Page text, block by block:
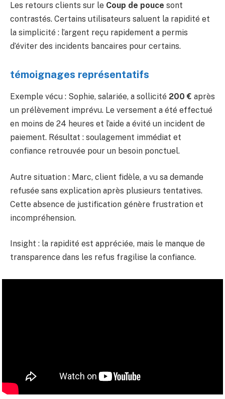
Les retours clients sur le Coup de pouce sont
contrastés. Certains utilisateurs saluent la rapidité et
la simplicité : l’argent reçu rapidement a permis
d’éviter des incidents bancaires pour certains.
témoignages représentatifs
Exemple vécu : Sophie, salariée, a sollicité 200 € après
un prélèvement imprévu. Le versement a été effectué
en moins de 24 heures et l’aide a évité un incident de
paiement. Résultat : soulagement immédiat et
confiance retrouvée pour un besoin ponctuel.
Autre situation : Marc, client fidèle, a vu sa demande
refusée sans explication après plusieurs tentatives.
Cette absence de justification génère frustration et
incompréhension.
Insight : la rapidité est appréciée, mais le manque de
transparence dans les refus fragilise la confiance.